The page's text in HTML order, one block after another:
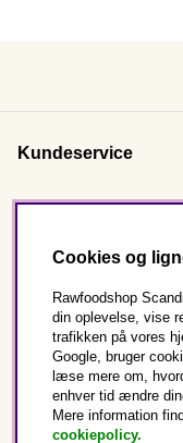
Kundeservice
Dette er
Danmark
Cookies og
Rawfoodshop
din oplevelse, vise
trafikken på vores
Google, bruger
læse mere om,
enhver tid ændre
Mere information
cookiepolicy.